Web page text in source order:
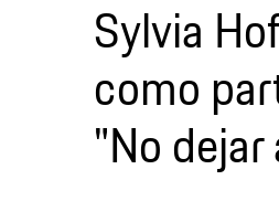
Sylvia
como
"No